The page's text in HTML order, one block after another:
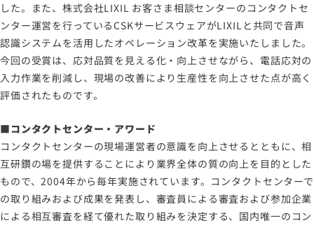
ソーシャルメディアポリシー
プライバシーポリシー
労働者派遣事業に関わる情報
メールマガジン
した。また、株式会社LIXIL お客さま相談センターのコンタクトセ
ンター運営を行っているCSKサービスウェアがLIXILと共同で音声
認識システムを活用したオペレーション改革を実施いたしました。
今回の受賞は、応対品質を見える化・向上させながら、電話応対の
入力作業を削減し、現場の改善により生産性を向上させた点が高く
評価されたものです。
■コンタクトセンター・アワード
コンタクトセンターの現場運営者の意識を向上させるとともに、相
互研鑽の場を提供することにより業界全体の質の向上を目的とした
もので、2004年から毎年実施されています。コンタクトセンターで
の取り組みおよび成果を発表し、審査員による審査および参加企業
による相互審査を経て優れた取り組みを決定する、国内唯一のコン